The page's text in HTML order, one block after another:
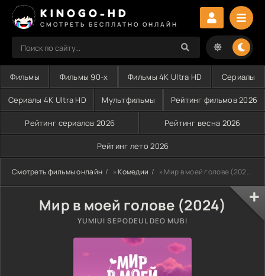
KINOGO-HD
СМОТРЕТЬ БЕСПЛАТНО ОНЛАЙН
Фильмы Фильмы 90-х Фильмы 4K Ultra HD Сериалы
Сериалы 4K Ultra HD Мультфильмы Рейтинг фильмов 2026
Рейтинг сериалов 2026 Рейтинг весна 2026
Рейтинг лето 2026
Смотреть фильмы онлайн »Комедии » Мир в моей голове (2024)
Мир в моей голове (2024)
YUMIUI SEPODEUL DEO MUBI